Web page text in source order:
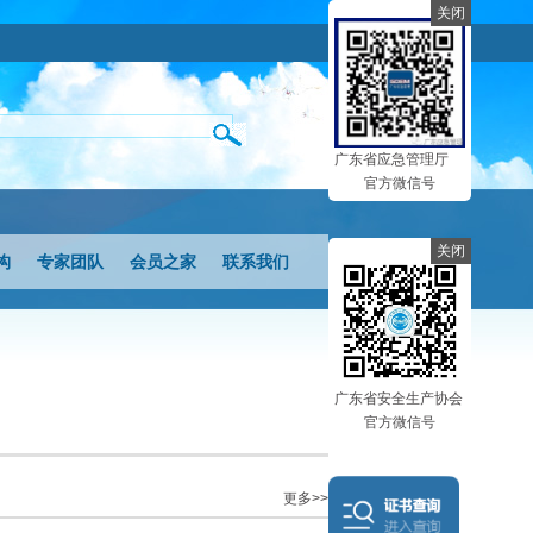
专家团队 会员之家 联系我们
更多>>
广东省应急管理厅
官方微信号
关闭
广东省安全生产协会
官方微信号
关闭